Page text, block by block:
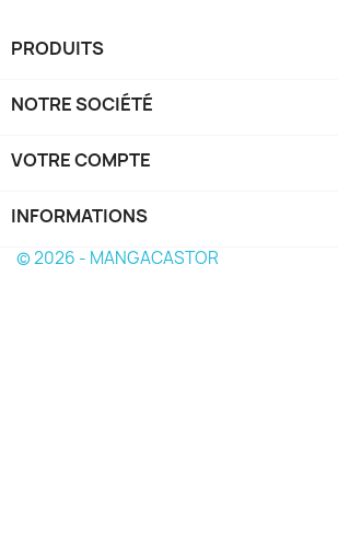
PRODUITS
NOTRE SOCIÉTÉ
VOTRE COMPTE
INFORMATIONS
© 2026 - MANGACASTOR